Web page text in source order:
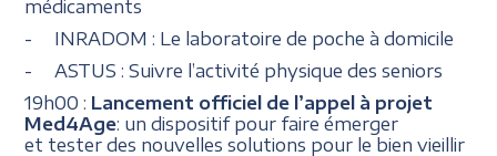
médicaments
- INRADOM : Le laboratoire de poche à domicile
- ASTUS : Suivre l’activité physique des seniors
19h00 : Lancement officiel de l’appel à projet
Med4Age: un dispositif pour faire émerger
et tester des nouvelles solutions pour le bien vieillir